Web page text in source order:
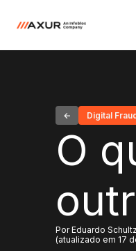
Digital
O
Por Eduardo
(atualizado em 17